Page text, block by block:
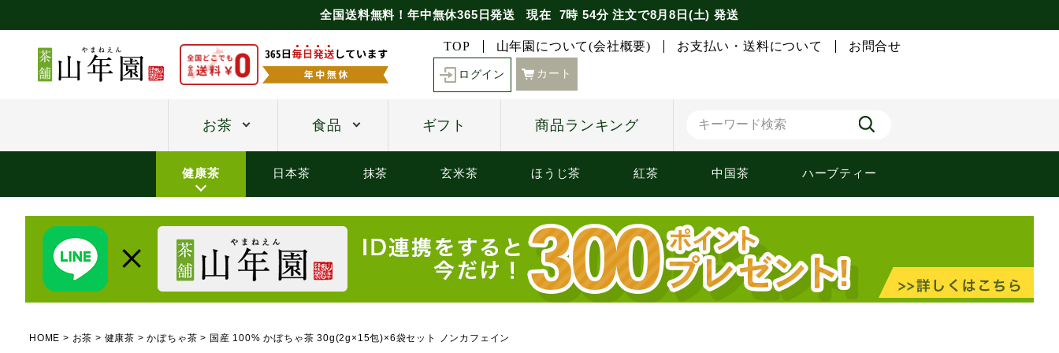
全国送料無料！年中無休365日発送 現在 7時 54分注文で8月8日(土) 発送
TOP 山年園について(会社概要) お支払い・送料について お問合せ
ログイン カート
お茶 食品 ギフト 商品ランキング
健康茶 日本茶 抹茶 玄米茶 ほうじ茶 紅茶 中国茶 ハーブティー
HOME お茶 健康茶 かぼちゃ茶 国産 100% かぼちゃ茶 30g(2g×15包)×6袋セット ノンカフェイン